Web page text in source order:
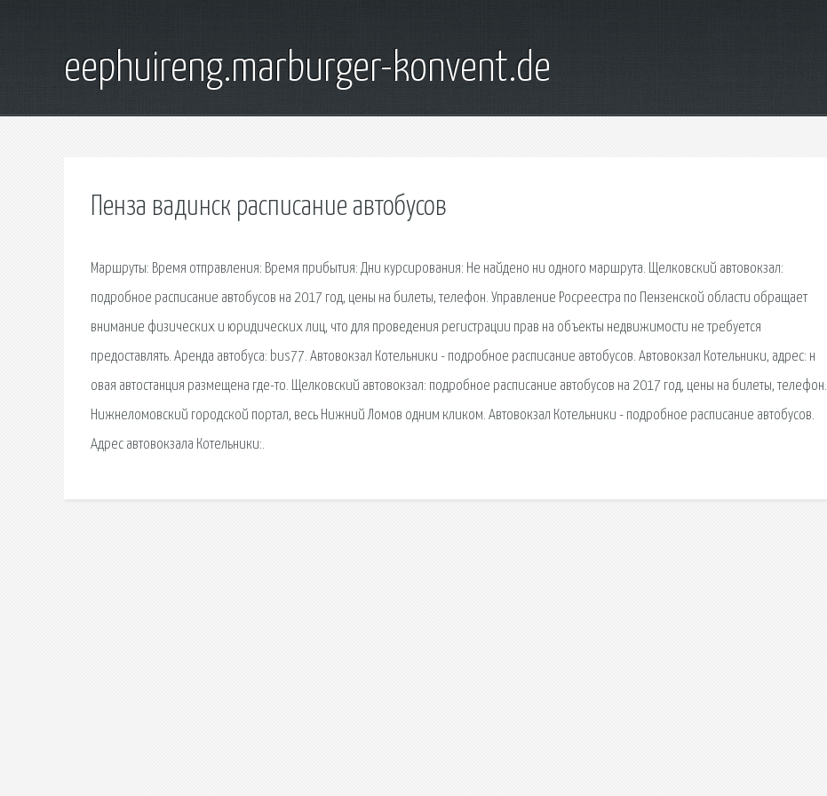
eephuireng.marburger-konvent.de
Пенза вадинск расписание автобусов
Маршруты: Время отправления: Время прибытия: Дни курсирования: Не найдено ни одного маршрута. Щелковский автовокзал:
подробное расписание автобусов на 2017 год, цены на билеты, телефон. Управление Росреестра по Пензенской области обращает
внимание физических и юридических лиц, что для проведения регистрации прав на объекты недвижимости не требуется
предоставлять. Аренда автобуса: bus77. Автовокзал Котельники - подробное расписание автобусов. Автовокзал Котельники, адрес: н
овая автостанция размещена где-то. Щелковский автовокзал: подробное расписание автобусов на 2017 год, цены на билеты, телефон.
Нижнеломовский городской портал, весь Нижний Ломов одним кликом. Автовокзал Котельники - подробное расписание автобусов.
Адрес автовокзала Котельники:.